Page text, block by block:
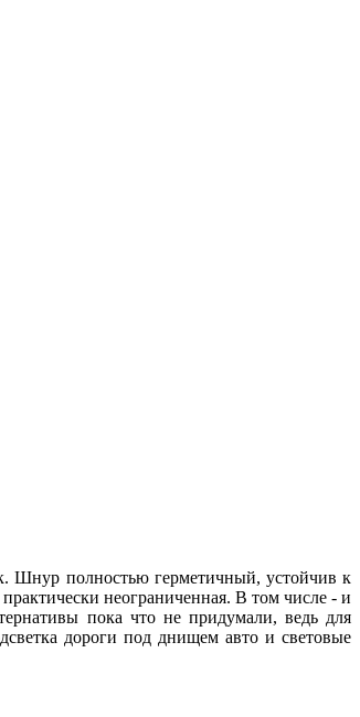
Шнур полностью герметичный, устойчив к
неограниченная. В том числе - и
пока что не придумали, ведь для
дороги под днищем авто и световые